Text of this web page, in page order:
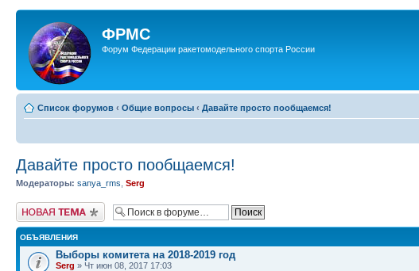
ФРМС
Форум Федерации ракетомодельного спорта России
Список форумов ‹ Общие вопросы ‹ Давайте просто пообщаемся!
Давайте просто пообщаемся!
Модераторы: sanya_rms Serg
Новая тема
ОБЪЯВЛЕНИЯ
Выборы комитета на 2018-2019 год
Serg » Чт июн 08, 2017 17:03